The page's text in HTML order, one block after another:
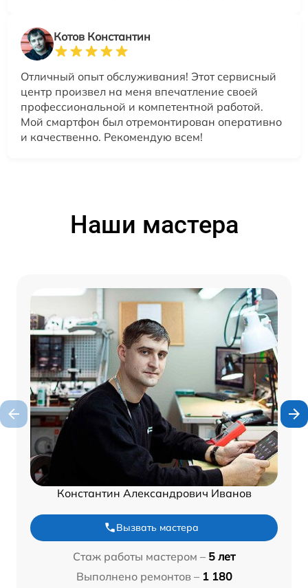
Котов Константин
Отличный опыт обслуживания! Этот сервисный
центр произвел на меня впечатление своей
профессиональной и компетентной работой.
Мой смартфон был отремонтирован оперативно
и качественно. Рекомендую всем!
Наши мастера
Константин Александрович Иванов
Вызвать мастера
Стаж работы мастером – 5 лет
Выполнено ремонтов – 1 180